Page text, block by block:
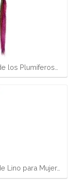
los Plumíferos…
Lino para Mujer…